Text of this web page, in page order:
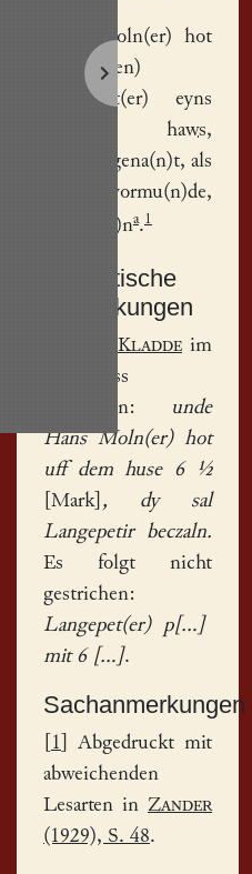
Hans Moln(er) hot
ufg(egeben)
Langepet(er) eyns
haws,
gena(n)t, als
ey(n) vormu(n)de,
erblich(e)na.1
Textkritische
Anmerkungen
Kladdeim
Anschluss
gestrichen:
unde
Hans Moln(er) hot
uff dem huse 6 ½
[Mark] , dy sal
Langepetir beczaln.
Es folgt nicht
gestrichen:
Langepet(er) p[...]
mit 6 [...].
Sachanmerkungen
1
] Abgedruckt mit
abweichenden
Lesarten in Zander
(1929), S. 48.